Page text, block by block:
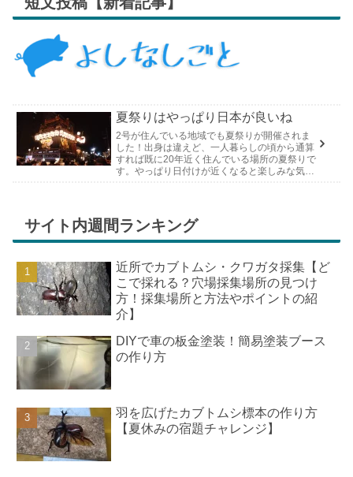
夏祭りはやっぱり日本が良いね
2号が住んでいる地域でも夏祭りが開催されま
した！出身は違えど、一人暮らしの頃から通算
すれば既に20年近く住んでいる場所の夏祭りで
す。やっぱり日付けが近くなると楽しみな気持
サイト内週間ランキング
近所でカブトムシ・クワガタ採集【ど
こで採れる？穴場採集場所の見つけ
方！採集場所と方法やポイントの紹
介】
DIYで車の板金塗装！簡易塗装ブース
の作り方
羽を広げたカブトムシ標本の作り方
【夏休みの宿題チャレンジ】